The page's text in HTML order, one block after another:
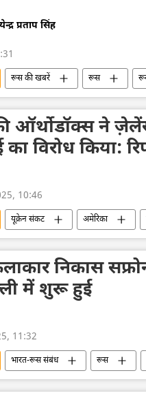
प्रताप सिंह
रूस की खबरें रूस
ऑर्थोडॉक्स ने
का विरोध किया:
10:46
यूक्रेन संकट अमेरिका
सांस्कृतिक धरोहर
निकास
में शुरू हुई
11:32
भारत-रूस संबंध रूस